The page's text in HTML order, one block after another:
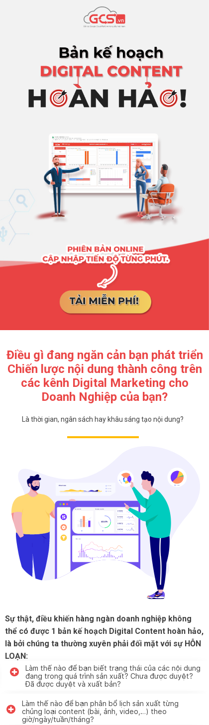
Điều gì đang ngăn cản bạn phát triển
Chiến lược nội dung thành công trên
các kênh Digital Marketing cho
Doanh Nghiệp của bạn?
Là thời gian, ngân sách hay khâu sáng tạo nội dung?
Sự thật, điều khiến hàng ngàn doanh nghiệp không
thể có được 1 bản kế hoạch Digital Content hoàn hảo,
là bởi chúng ta thường xuyên phải đối mặt với sự HỖN
LOẠN:
Làm thế nào để bạn biết trạng thái của các nội dung
đang trong quá trình sản xuất? Chưa được duyệt?
Đã được duyệt và xuất bản?
Làm thế nào để bạn phân bổ lịch sản xuất từng
chủng loại content (bài, ảnh, video,…) theo
giờ/ngày/tuần/tháng?